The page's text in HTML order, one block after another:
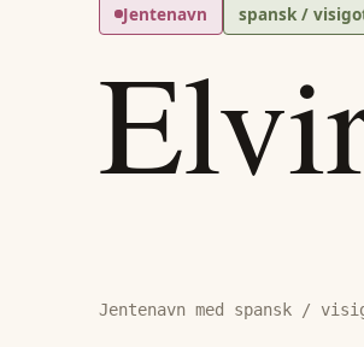
Jentenavn spansk /
Jentenavn med spansk /